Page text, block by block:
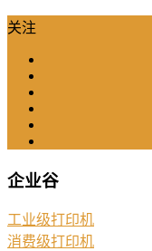
关注
企业谷
工业级打印机
消费级打印机